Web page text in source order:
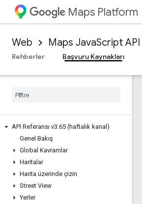
Maps Platform
Web Maps JavaScript API
Rehberler
Başvuru Kaynakları
API Referansı v3.65 (haftalık kanal)
Genel Bakış
Global Kavramlar
Haritalar
Harita üzerinde çizin
Street View
Yerler